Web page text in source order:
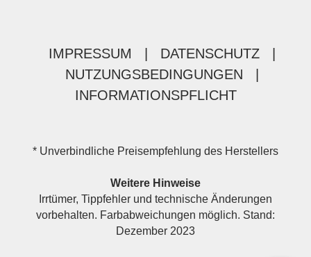
IMPRESSUM DATENSCHUTZ
NUTZUNGSBEDINGUNGEN
INFORMATIONSPFLICHT
* Unverbindliche Preisempfehlung des Herstellers
Weitere Hinweise
Irrtümer, Tippfehler und technische Änderungen
vorbehalten. Farbabweichungen möglich. Stand:
Dezember 2023